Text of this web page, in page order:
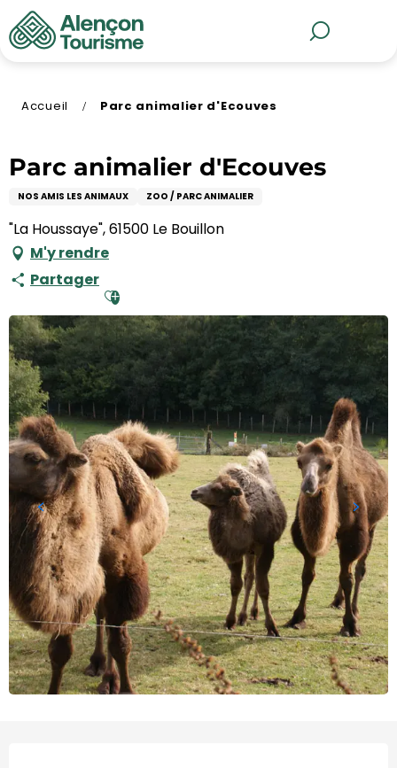
Aller
au
contenu
Accueil Parc animalier d'Ecouves
Parc animalier d'Ecouves
NOS AMIS LES ANIMAUX ZOO / PARC ANIMALIER
"La Houssaye", 61500 Le Bouillon
M'y rendre
Partager Ajouter aux favoris